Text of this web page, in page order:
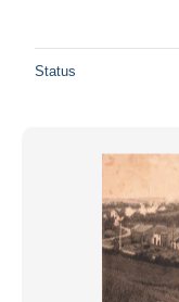
Status